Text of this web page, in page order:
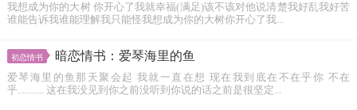
我想成为你的大树 你开心了我就幸福(满足)该不该对他说清楚我好乱我好苦
谁能告诉我谁能理解我只能怪我想成为你的大树你开心了我...
初恋情书 暗恋情书：爱琴海里的鱼
爱琴海里的鱼那天聚会起 我就一直在想 现在我到底在不在乎你 不在
乎........... 这在我没见到你之前没听到你说的话之前是很坚定...